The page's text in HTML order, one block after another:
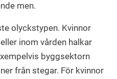
men.
olyckstypen. Kvinnor
inom vården halkar
byggsektorn
från stegar. För kvinnor